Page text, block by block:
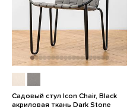
Садовый стул Icon Chair, Black
акриловая ткань Dark Stone